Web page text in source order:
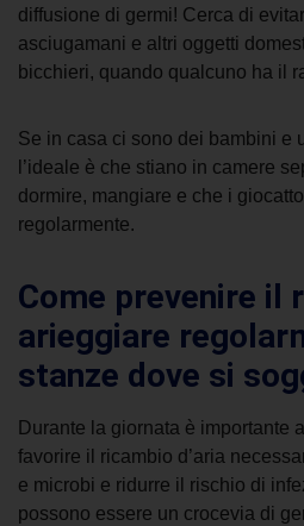
diffusione di germi! Cerca di
asciugamani e altri oggetti
bicchieri, quando qualcuno ha il
Se in casa ci sono dei bambini e
l’ideale è che stiano in camere
dormire, mangiare e che i
regolarmente.
Come prevenire il
arieggiare
stanze dove si
Durante la giornata è importante
favorire il ricambio d’aria
e microbi e ridurre il rischio di
possono essere un crocevia di